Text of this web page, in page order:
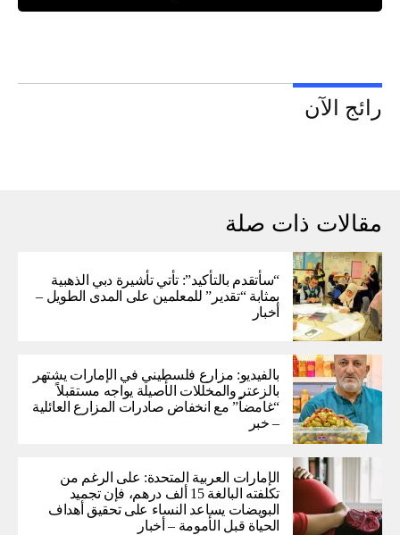
رائج الآن
مقالات ذات صلة
“سأتقدم بالتأكيد”: تأتي تأشيرة دبي الذهبية
بمثابة “تقدير” للمعلمين على المدى الطويل –
أخبار
بالفيديو: مزارع فلسطيني في الإمارات يشتهر
بالزعتر والمخللات الأصيلة يواجه مستقبلاً
“غامضاً” ​​مع انخفاض صادرات المزارع العائلية
– خبر
الإمارات العربية المتحدة: على الرغم من
تكلفته البالغة 15 ألف درهم، فإن تجميد
البويضات يساعد النساء على تحقيق أهداف
الحياة قبل الأمومة – أخبار